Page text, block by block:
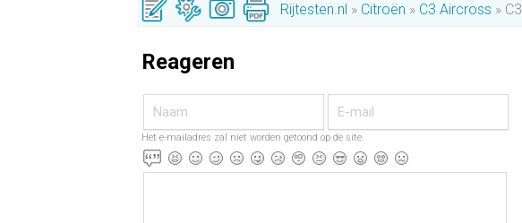
Rijtesten.nl Citroën C3 Aircross
Reageren
Het e-mailadres zal niet worden getoond op de site.